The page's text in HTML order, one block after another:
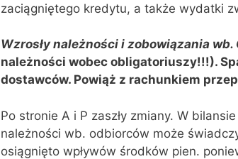
zaciągniętego kredytu, a także wydatki
Wzrosły należności i zobowiązania
należności wobec obligatoriuszy!!!).
dostawców. Powiąż z rachunkiem
Po stronie A i P zaszły zmiany. W
należności wb. odbiorców może
osiągnięto wpływów środków pien.